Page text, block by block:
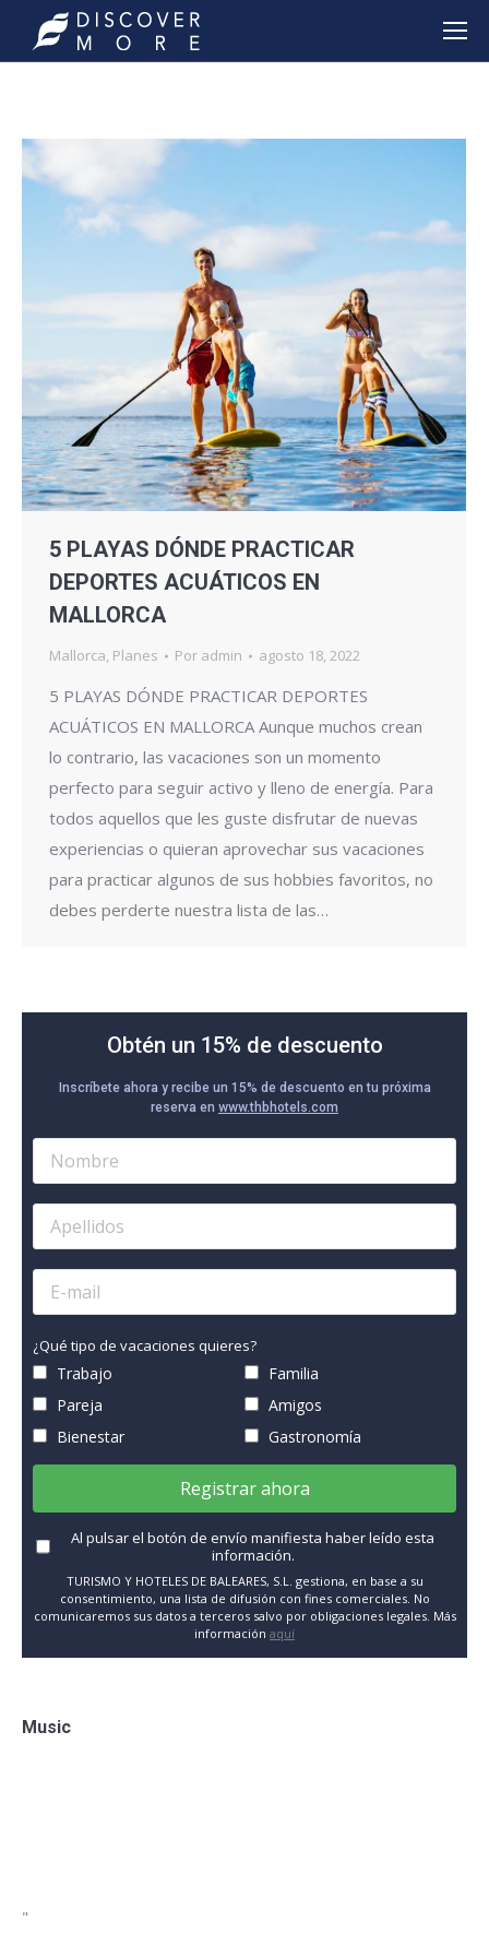
5 PLAYAS DÓNDE PRACTICAR
DEPORTES ACUÁTICOS EN
MALLORCA
Mallorca, Planes Por admin agosto 18, 2022
5 PLAYAS DÓNDE PRACTICAR DEPORTES
ACUÁTICOS EN MALLORCA Aunque muchos crean
lo contrario, las vacaciones son un momento
perfecto para seguir activo y lleno de energía. Para
todos aquellos que les guste disfrutar de nuevas
experiencias o quieran aprovechar sus vacaciones
para practicar algunos de sus hobbies favoritos, no
debes perderte nuestra lista de las…
Obtén un 15% de descuento
Inscríbete ahora y recibe un 15% de descuento en tu próxima
reserva en www.thbhotels.com
¿Qué tipo de vacaciones quieres?
Trabajo
Familia
Pareja
Amigos
Bienestar
Gastronomía
Registrar ahora
Al pulsar el botón de envío manifiesta haber leído esta
información.
TURISMO Y HOTELES DE BALEARES, S.L. gestiona, en base a su
consentimiento, una lista de difusión con fines comerciales. No
comunicaremos sus datos a terceros salvo por obligaciones legales. Más
información aquí
Music
"